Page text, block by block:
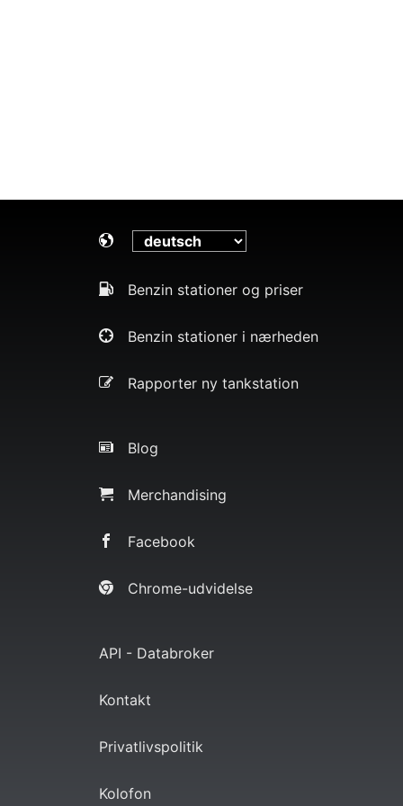
Benzin stationer og priser
Benzin stationer i nærheden
Rapporter ny tankstation
Blog
Merchandising
Facebook
Chrome-udvidelse
API - Databroker
Kontakt
Privatlivspolitik
Kolofon